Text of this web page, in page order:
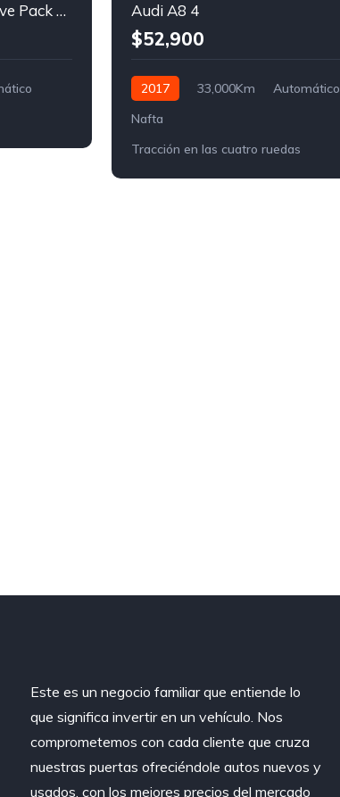
Fiat Cronos 1.3 Gse Drive Pack Plus Cvt Audi A8 4
$52,900
2017 33,000Km
Automático
Nafta
Tracción en las cuatro ruedas
Este es un negocio familiar que entiende lo
que significa invertir en un vehículo. Nos
comprometemos con cada cliente que cruza
nuestras puertas ofreciéndole autos nuevos y
usados, con los mejores precios del mercado